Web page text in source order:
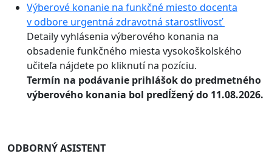
Výberové konanie na funkčné miesto docenta
v odbore urgentná zdravotná starostlivosť
Detaily vyhlásenia výberového konania na
obsadenie funkčného miesta vysokoškolského
učiteľa nájdete po kliknutí na pozíciu.
Termín na podávanie prihlášok do predmetného
výberového konania bol predĺžený do 11.08.2026.
ODBORNÝ ASISTENT